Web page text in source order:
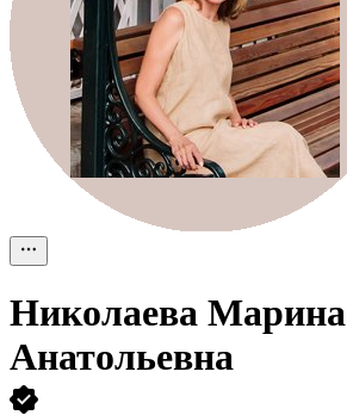
Николаева Марина
Анатольевна